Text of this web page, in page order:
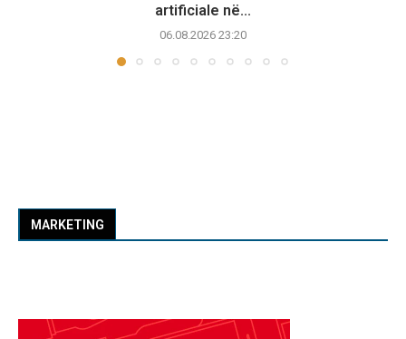
artificiale në...
06.08.2026 23:20
MARKETING